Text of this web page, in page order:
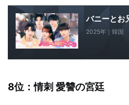
バニーとお
2025年｜韓国
8位：情刺 愛讐の宮廷